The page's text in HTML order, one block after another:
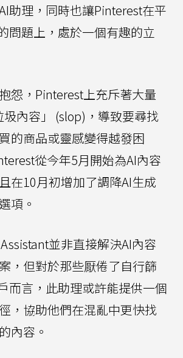
助理，同時也讓Pinterest在平
問題上，處於一個有趣的立
怨，Pinterest上充斥著大量
圾內容」 (slop)，導致要尋找
的商品或靈感變得越發困
從今年5月開始為AI內容
在10月初增加了調降AI生成
項。
並非直接解決AI內容
，但對於那些厭倦了自行篩
而言，此助理或許能提供一個
，協助他們在混亂中更快找
內容。